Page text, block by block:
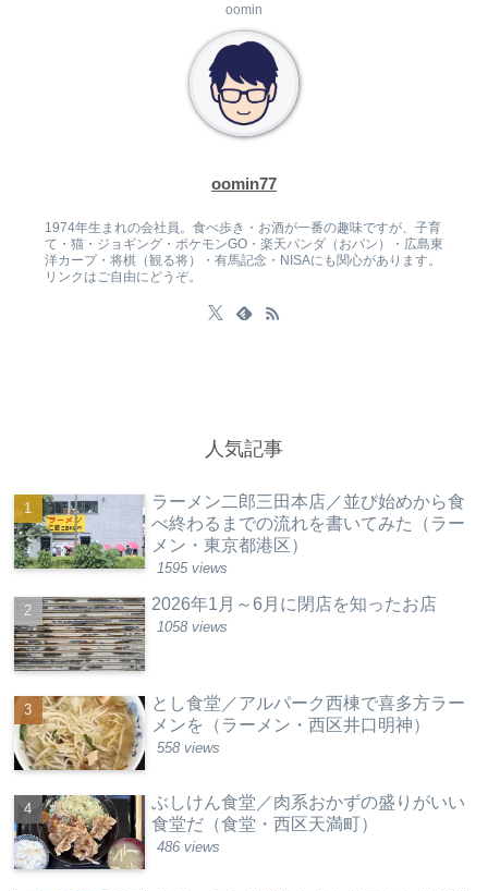
oomin
oomin77
1974年生まれの会社員。食べ歩き・お酒が一番の趣味ですが、子育
て・猫・ジョギング・ポケモンGO・楽天パンダ（おパン）・広島東
洋カープ・将棋（観る将）・有馬記念・NISAにも関心があります。
リンクはご自由にどうぞ。
人気記事
ラーメン二郎三田本店／並び始めから食
べ終わるまでの流れを書いてみた（ラー
メン・東京都港区）
1595 views
2026年1月～6月に閉店を知ったお店
1058 views
とし食堂／アルパーク西棟で喜多方ラー
メンを（ラーメン・西区井口明神）
558 views
ぶしけん食堂／肉系おかずの盛りがいい
食堂だ（食堂・西区天満町）
486 views